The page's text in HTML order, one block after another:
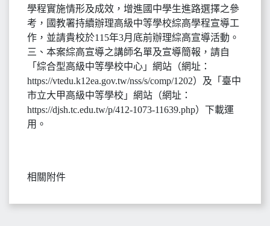
學程實施情形及成效，增進國中學生進路選擇之參
考，國教署持續辦理高級中等學校綜高學程宣導工
作，並請貴校於115年3月底前辦理綜高宣導活動。
三、本案綜高宣導之講師名單及宣導簡報，請自
「綜合型高級中等學校中心」網站（網址：
https://vtedu.k12ea.gov.tw/nss/s/comp/1202）及「臺中
市立大甲高級中等學校」網站（網址：
https://djsh.tc.edu.tw/p/412-1073-11639.php）下載運
用。
相關附件